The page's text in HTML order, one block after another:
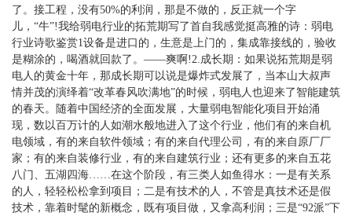
了。接工程，没有50%的利润，那是不做的，反正就一个字
儿，“牛”!我给弱电行业的拓荒期写了首自我感觉挺高雅的诗：弱电
行业诗歌鉴赏1设备是进口的，生意是上门的，集成靠接线的，验收
是糊涂的，喝酒就回款了。——爽啊!2.成长期：如果说拓荒期是弱
电人的黄金十年，那成长期可以说是爆炸式发展了，当本山大叔声
情并茂的演绎着“改革春风吹满地”的时候，弱电人也迎来了智能建筑
的春天。随着中国经济的全面发展，大量弱电智能化项目开始涌
现，数以百万计的人如潮水般地进入了这个行业，他们有的来自机
电领域，有的来自软件领域；有的来自代理公司，有的来自原厂厂
家；有的来自装修行业，有的来自建筑行业；还有更多的来自五花
八门、五湖四海……在这个阶段，有三类人如鱼得水：一是有关系
的人，轻轻松松拿到项目；二是有技术的人，不管是真技术还是假
技术，靠着时髦的新概念，既有项目做，又拿高利润；三是“92派”下